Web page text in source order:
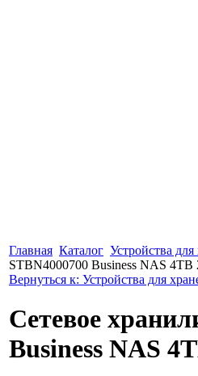
Главная Каталог Устройства
STBN4000700 Business NAS
Вернуться к: Устройства для
Сетевое
Business NAS